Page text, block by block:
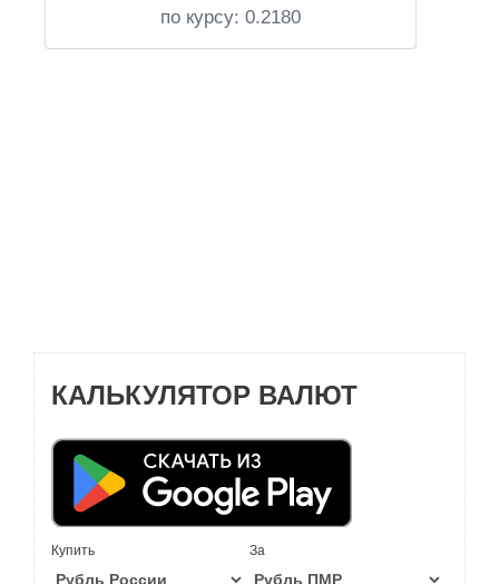
по курсу: 0.2180
КАЛЬКУЛЯТОР ВАЛЮТ
Купить За